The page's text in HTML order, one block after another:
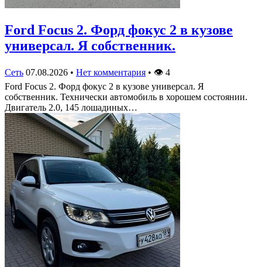
Ford Focus 2. Форд фокус 2 в кузове
универсал. Я собственник.
Сеть 07.08.2026 • Нет комментария • 👁 4
Ford Focus 2. Форд фокус 2 в кузове универсал. Я
собственник. Технически автомобиль в хорошем состоянии.
Двигатель 2.0, 145 лошадиных…